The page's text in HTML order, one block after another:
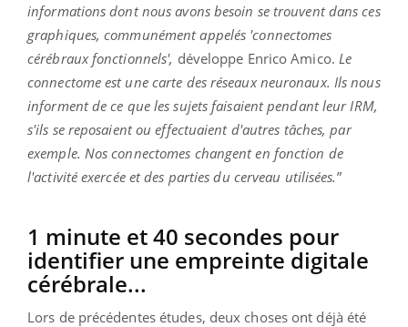
informations dont nous avons besoin se trouvent dans ces
graphiques, communément appelés 'connectomes
cérébraux fonctionnels', développe Enrico Amico. Le
connectome est une carte des réseaux neuronaux. Ils nous
informent de ce que les sujets faisaient pendant leur IRM,
s'ils se reposaient ou effectuaient d'autres tâches, par
exemple. Nos connectomes changent en fonction de
l'activité exercée et des parties du cerveau utilisées.”
1 minute et 40 secondes pour
identifier une empreinte digitale
cérébrale...
Lors de précédentes études, deux choses ont déjà été